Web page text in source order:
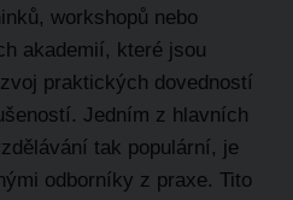
workshopů nebo
akademií, které jsou
praktických dovedností
Jedním z hlavních
tak populární, je
odborníky z praxe. Tito